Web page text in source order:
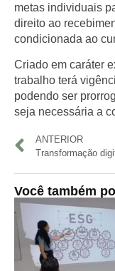
metas individuais
direito ao
condicionada ao
Criado em caráter
trabalho terá
podendo ser
seja necessária a
ANTERIOR
Você também